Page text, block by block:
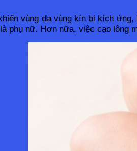
vùng da vùng kín bị kích
phụ nữ. Hơn nữa, việc cạo lông